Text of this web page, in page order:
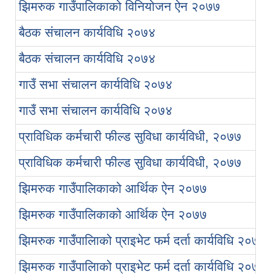
झिमरुक गाउँपालिकाको विनियोजन ऐन २०७७
बैठक संचालन कार्यविधि २०७४
बैठक संचालन कार्यविधि २०७४
गाउँ सभा संचालन कार्यविधि २०७४
गाउँ सभा संचालन कार्यविधि २०७४
प्राविधिक कर्मचारी फील्ड सुविधा कार्यविधी, २०७७
प्राविधिक कर्मचारी फील्ड सुविधा कार्यविधी, २०७७
झिमरुक गाउँपालिकाको आर्थिक ऐन २०७७
झिमरुक गाउँपालिकाको आर्थिक ऐन २०७७
झिमरुक गाउँपालिाको प्राइभेट फर्म दर्ता कार्यविधि २०७७
झिमरुक गाउँपालिाको प्राइभेट फर्म दर्ता कार्यविधि २०७७